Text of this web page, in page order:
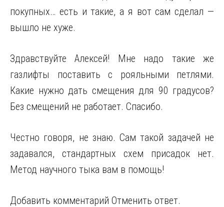
покупных… есть и такие, а я вот сам сделал —
вышло не хуже.
Здравствуйте Алексей! Мне надо такие же
газлифты поставить с рояльными петлями.
Какие нужно дать смещения для 90 градусов?
Без смещений не работает. Спасибо.
Честно говоря, не знаю. Сам такой задачей не
задавался, стандартных схем присадок нет.
Метод научного тыка вам в помощь!
Добавить комментарий Отменить ответ.